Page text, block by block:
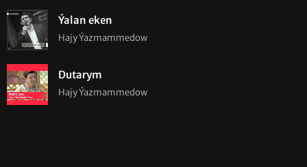
Ýalan eken
Hajy Ýazmammedow
Dutarym
Hajy Ýazmammedow